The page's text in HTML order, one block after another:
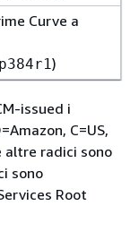
Curve a
)
issued i
C=US,
altre radici sono
sono
Root